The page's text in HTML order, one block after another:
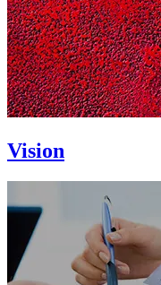
Vision